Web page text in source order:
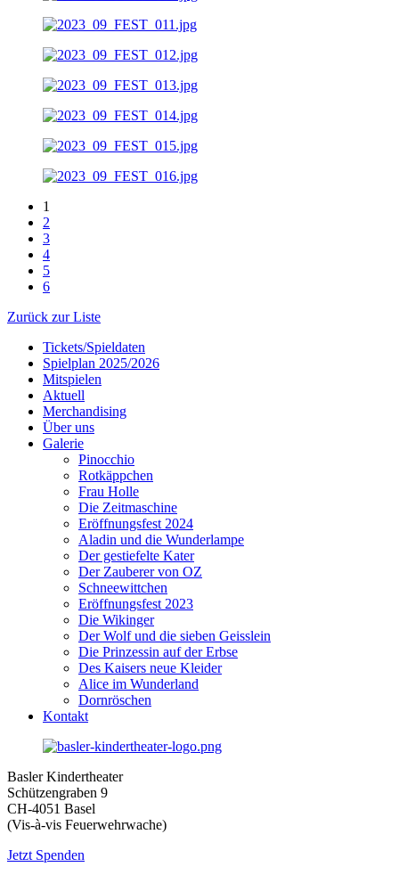
1
2
3
4
5
6
Zurück zur Liste
Tickets/Spieldaten
Spielplan 2025/2026
Mitspielen
Aktuell
Merchandising
Über uns
Galerie
Pinocchio
Rotkäppchen
Frau Holle
Die Zeitmaschine
Eröffnungsfest 2024
Aladin und die Wunderlampe
Der gestiefelte Kater
Der Zauberer von OZ
Schneewittchen
Eröffnungsfest 2023
Die Wikinger
Der Wolf und die sieben Geisslein
Die Prinzessin auf der Erbse
Des Kaisers neue Kleider
Alice im Wunderland
Dornröschen
Kontakt
Basler Kindertheater
Schützengraben 9
CH-4051 Basel
(Vis-à-vis Feuerwehrwache)
Jetzt Spenden